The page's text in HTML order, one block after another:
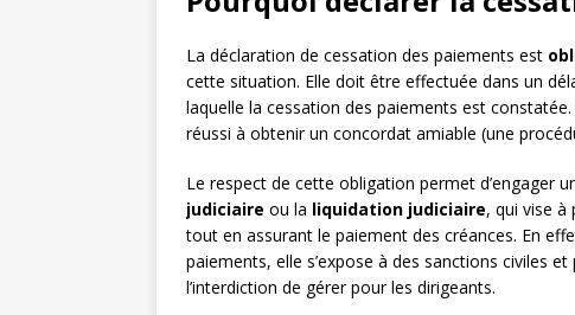
La déclaration de cessation des paiements est
cette situation. Elle doit être effectuée dans un
laquelle la cessation des paiements est
réussi à obtenir un concordat amiable (une
Le respect de cette obligation permet d’engager
judiciaire ou la liquidation judiciaire, qui vise à
tout en assurant le paiement des créances. En
paiements, elle s’expose à des sanctions civiles
l’interdiction de gérer pour les dirigeants.